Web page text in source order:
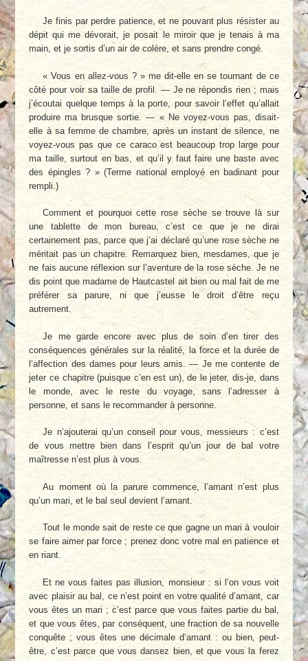
Je finis par perdre patience, et ne pouvant plus résister au
dépit qui me dévorait, je posait le miroir que je tenais à ma
main, et je sortis d’un air de colère, et sans prendre congé.
« Vous en allez-vous ? » me dit-elle en se tournant de ce
côté pour voir sa taille de profil. — Je ne répondis rien ; mais
j’écoutai quelque temps à la porte, pour savoir l’effet qu’allait
produire ma brusque sortie. — « Ne voyez-vous pas, disait-
elle à sa femme de chambre, après un instant de silence, ne
voyez-vous pas que ce caraco est beaucoup trop large pour
ma taille, surtout en bas, et qu’il y faut faire une baste avec
des épingles ? » (Terme national employé en badinant pour
rempli.)
Comment et pourquoi cette rose sèche se trouve là sur
une tablette de mon bureau, c’est ce que je ne dirai
certainement pas, parce que j’ai déclaré qu’une rose sèche ne
méritait pas un chapitre. Remarquez bien, mesdames, que je
ne fais aucune réflexion sur l’aventure de la rose sèche. Je ne
dis point que madame de Hautcastel ait bien ou mal fait de me
préférer sa parure, ni que j’eusse le droit d’être reçu
autrement.
Je me garde encore avec plus de soin d’en tirer des
conséquences générales sur la réalité, la force et la durée de
l’affection des dames pour leurs amis. — Je me contente de
jeter ce chapitre (puisque c’en est un), de le jeter, dis-je, dans
le monde, avec le reste du voyage, sans l’adresser à
personne, et sans le recommander à personne.
Je n’ajouterai qu’un conseil pour vous, messieurs : c’est
de vous mettre bien dans l’esprit qu’un jour de bal votre
maîtresse n’est plus à vous.
Au moment où la parure commence, l’amant n’est plus
qu’un mari, et le bal seul devient l’amant.
Tout le monde sait de reste ce que gagne un mari à vouloir
se faire aimer par force ; prenez donc votre mal en patience et
en riant.
Et ne vous faites pas illusion, monsieur : si l’on vous voit
avec plaisir au bal, ce n’est point en votre qualité d’amant, car
vous êtes un mari ; c’est parce que vous faites partie du bal,
et que vous êtes, par conséquent, une fraction de sa nouvelle
conquête ; vous êtes une décimale d’amant : ou bien, peut-
être, c’est parce que vous dansez bien, et que vous la ferez